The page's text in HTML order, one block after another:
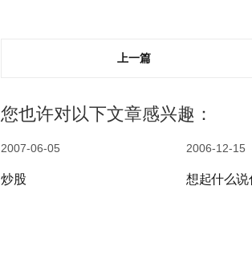
上一篇
您也许对以下文章感兴趣：
2007-06-05
炒股
2006-12-15
想起什么说